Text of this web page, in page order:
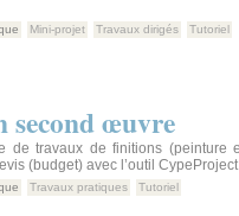
Mini-projet Travaux dirigés Tutoriel
second œuvre
de travaux de finitions (peinture
(budget) avec l’outil
Travaux pratiques Tutoriel